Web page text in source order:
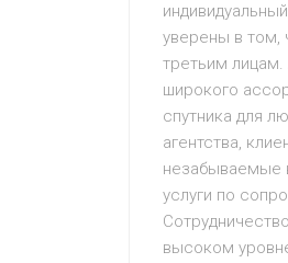
уверены в том,
третьим лицам.
широкого
спутника для
агентства,
незабываемые
услуги по
высоком